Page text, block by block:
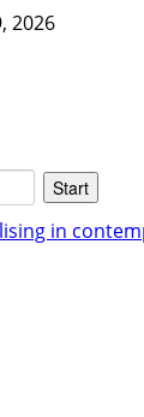
2026
in